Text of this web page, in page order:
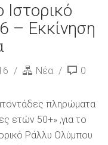
– Εκκίνηση
Νέα 0
πληρώματα
ετών 50+» ,για το
Ράλλυ Ολύμπου